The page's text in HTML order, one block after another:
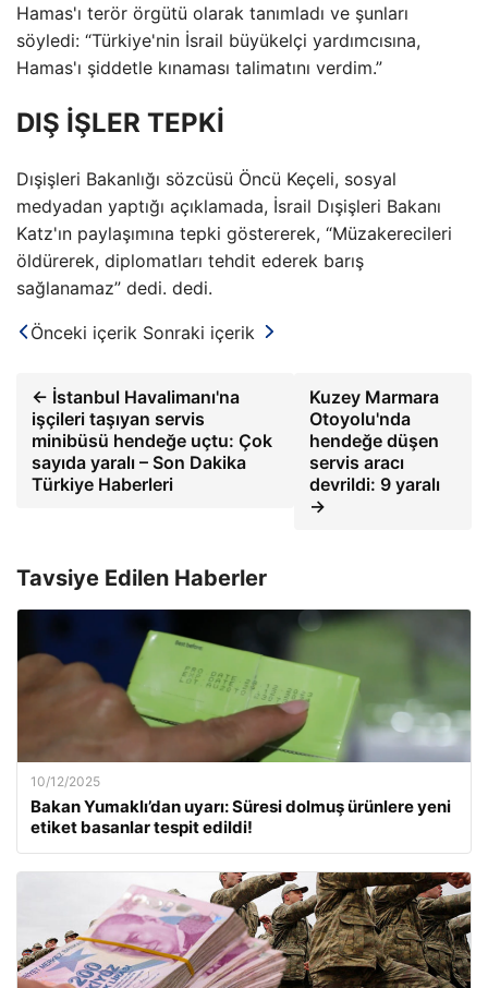
Hamas'ı terör örgütü olarak tanımladı ve şunları
söyledi: “Türkiye'nin İsrail büyükelçi yardımcısına,
Hamas'ı şiddetle kınaması talimatını verdim.”
DIŞ İŞLER TEPKİ
Dışişleri Bakanlığı sözcüsü Öncü Keçeli, sosyal
medyadan yaptığı açıklamada, İsrail Dışişleri Bakanı
Katz'ın paylaşımına tepki göstererek, “Müzakerecileri
öldürerek, diplomatları tehdit ederek barış
sağlanamaz” dedi. dedi.
Önceki içerik Sonraki içerik
← İstanbul Havalimanı'na
işçileri taşıyan servis
minibüsü hendeğe uçtu: Çok
sayıda yaralı – Son Dakika
Türkiye Haberleri
Kuzey Marmara
Otoyolu'nda
hendeğe düşen
servis aracı
devrildi: 9 yaralı
→
Tavsiye Edilen Haberler
10/12/2025
Bakan Yumaklı’dan uyarı: Süresi dolmuş ürünlere yeni
etiket basanlar tespit edildi!